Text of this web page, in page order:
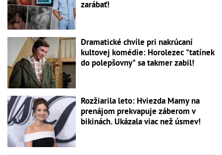
zarábať!
Dramatické chvíle pri nakrúcaní
kultovej komédie: Horolezec "tatínek
do polepšovny" sa takmer zabil!
Rozžiarila leto: Hviezda Mamy na
prenájom prekvapuje záberom v
bikinách. Ukázala viac než úsmev!